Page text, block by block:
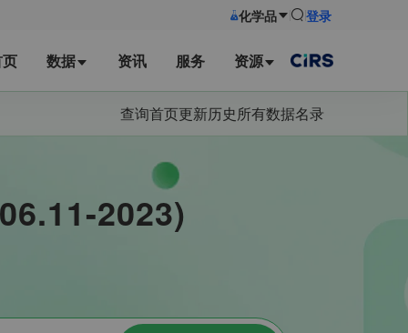
化学品 登录
数据 资讯 服务 资源
查询首页更新历史所有数据名录
2023)